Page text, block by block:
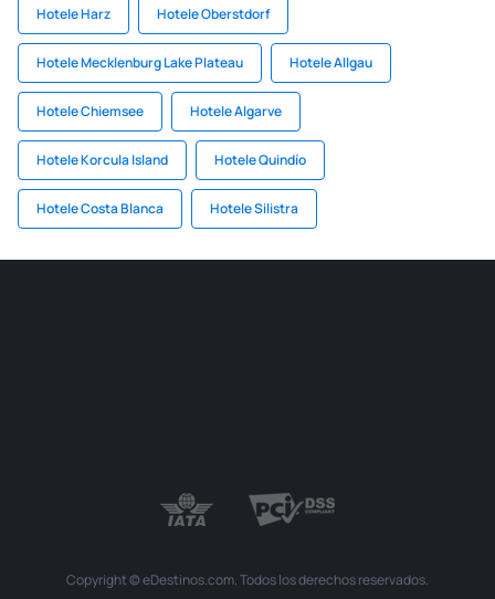
Hotele Harz Hotele Oberstdorf
Hotele Mecklenburg Lake Plateau Hotele Allgau
Hotele Chiemsee Hotele Algarve
Hotele Korcula Island Hotele Quindío
Hotele Costa Blanca Hotele Silistra
Copyright © eDestinos.com. Todos los derechos reservados.